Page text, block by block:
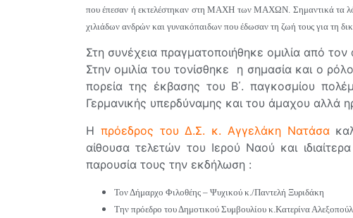
που έπεσαν ή εκτελέστηκαν στη ΜΑΧΗ των ΜΑΧΩΝ. Σημαντικά τα
χιλιάδων ανδρών και γυνακόπαιδων που έδωσαν τη ζωή τους για τη
Στη συνέχεια πραγματοποιήθηκε ομιλία από
Στην ομιλία του τονίσθηκε η σημασία και ο
πορεία της έκβασης του Β΄. παγκοσμίου
Γερμανικής υπερδύναμης και του άμαχου αλλά
Η πρόεδρος του Δ.Σ. κ. Αγγελάκη Νατάσα
αίθουσα τελετών του Ιερού Ναού και
παρουσία τους την εκδήλωση :
Τον Δήμαρχο Φιλοθέης – Ψυχικού κ./Παντελή Ξυριδάκη
Την πρόεδρο του Δημοτικού Συμβουλίου κ.Κατερίνα